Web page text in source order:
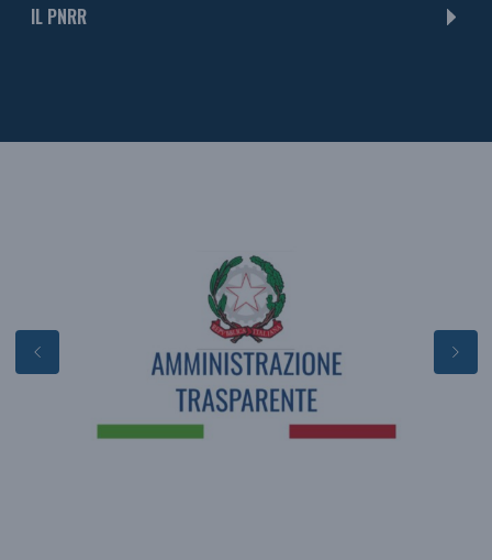
IL PNRR